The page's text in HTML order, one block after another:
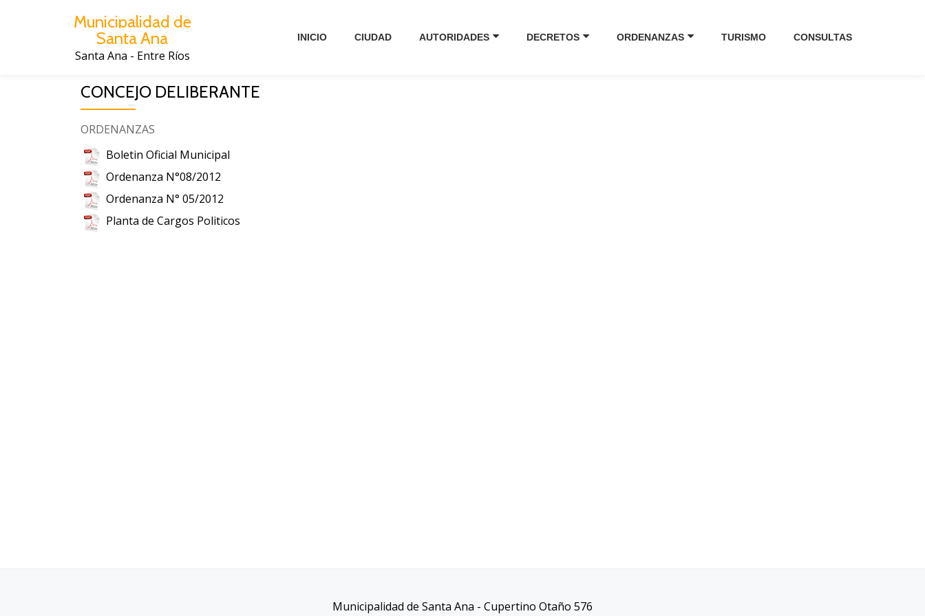
Municipalidad de
Santa Ana
Santa Ana - Entre Ríos
INICIO CIUDAD AUTORIDADES DECRETOS ORDENANZAS TURISMO CONSULTAS
CONCEJO DELIBERANTE
ORDENANZAS
Boletin Oficial Municipal
Ordenanza N°08/2012
Ordenanza N° 05/2012
Planta de Cargos Politicos
Municipalidad de Santa Ana - Cupertino Otaño 576